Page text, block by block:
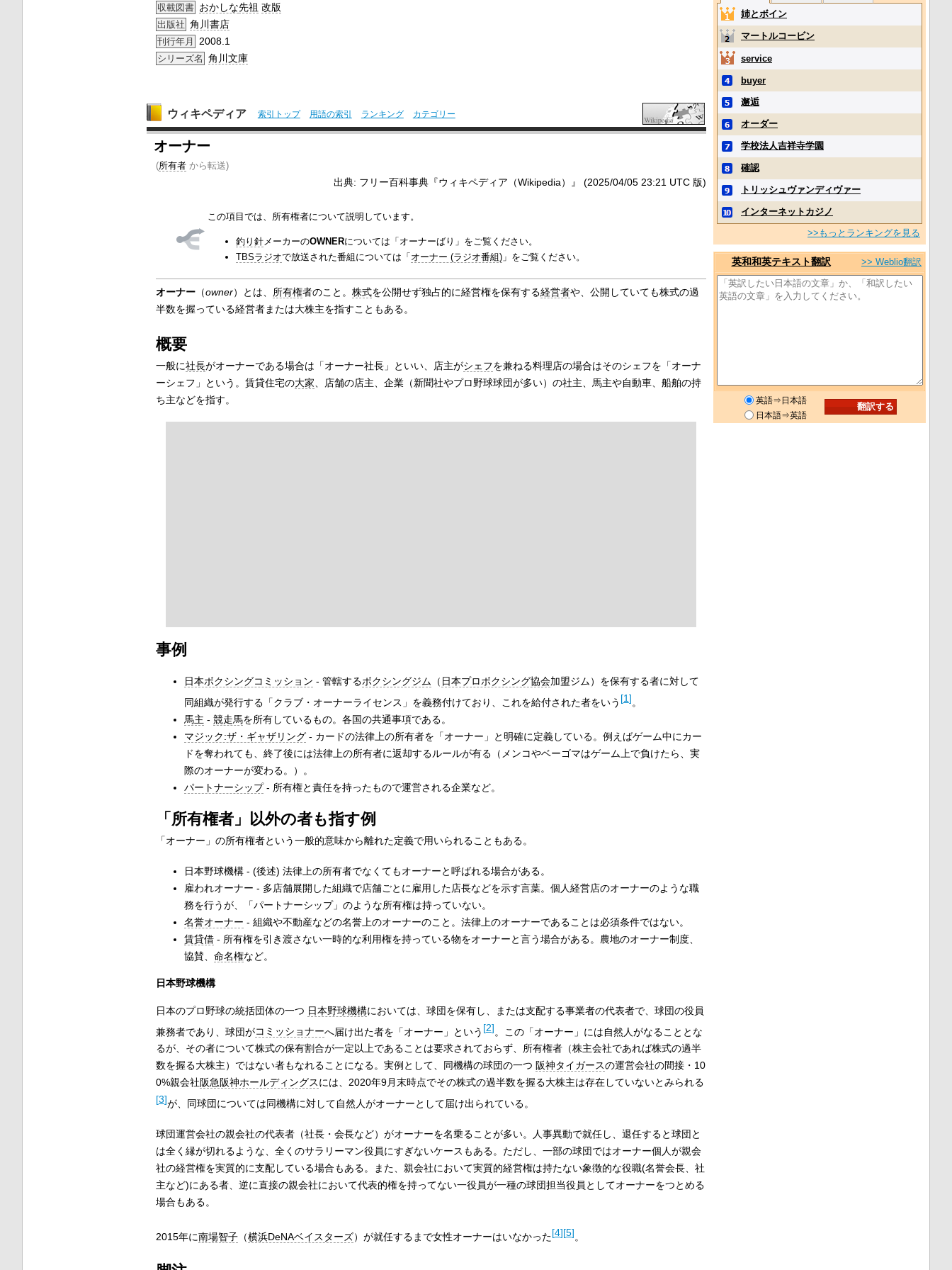
収載図書 おかしな先祖 改版
出版社 角川書店
刊行年月 2008.1
シリーズ名 角川文庫
ウィキペディア 索引トップ 用語の索引 ランキング カテゴリー
オーナー
(所有者から転送)
出典: フリー百科事典『ウィキペディア（Wikipedia）』 (2025/04/05 23:21 UTC 版)
この項目では、所有権者について説明しています。
釣り針メーカーのOWNERについては「オーナーばり」をご覧ください。
TBSラジオで放送された番組については「 オーナー (ラジオ番組)」をご覧ください。
オーナー（owner）とは、 所有権者のこと。 株式を公開せず独占的に経営権を保有する経営者や、公開していても株式の過
半数を握っている経営者または大株主を指すこともある。
概要
一般に社長がオーナーである場合は「オーナー社長」といい、店主がシェフを兼ねる料理店の場合はそのシェフを「オーナ
ーシェフ」という。賃貸住宅の大家 、店舗の店主、企業（新聞社やプロ野球球団が多い）の社主、馬主や自動車、船舶の持
ち主などを指す。
事例
日本ボクシングコミッション - 管轄するボクシングジム （ 日本プロボクシング協会加盟ジム）を保有する者に対して
同組織が発行する「クラブ・オーナーライセンス」を義務付けており、これを給付された者をいう [1]。
馬主 - 競走馬を所有しているもの。各国の共通事項である。
マジック:ザ・ギャザリング- カードの法律上の所有者を「オーナー」と明確に定義している。例えばゲーム中にカー
ドを奪われても、終了後には法律上の所有者に返却するルールが有る（メンコやベーゴマはゲーム上で負けたら、実
際のオーナーが変わる。）。
パートナーシップ- 所有権と責任を持ったもので運営される企業など。
「所有権者」以外の者も指す例
「オーナー」の所有権者という一般的意味から離れた定義で用いられることもある。
日本野球機構 - (後述) 法律上の所有者でなくてもオーナーと呼ばれる場合がある。
雇われオーナー - 多店舗展開した組織で店舗ごとに雇用した店長などを示す言葉。個人経営店のオーナーのような職
務を行うが、「パートナーシップ」のような所有権は持っていない。
名誉オーナー - 組織や不動産などの名誉上のオーナーのこと。法律上のオーナーであることは必須条件ではない。
賃貸借- 所有権を引き渡さない一時的な利用権を持っている物をオーナーと言う場合がある。農地のオーナー制度、
協賛、 命名権など。
日本野球機構
日本のプロ野球の統括団体の一つ 日本野球機構においては、球団を保有し、または支配する事業者の代表者で、球団の役員
兼務者であり、球団がコミッショナーへ届け出た者を「オーナー」という [2]。この「オーナー」には自然人がなることとな
るが、その者について株式の保有割合が一定以上であることは要求されておらず、所有権者（株主会社であれば株式の過半
数を握る大株主）ではない者もなれることになる。実例として、同機構の球団の一つ 阪神タイガースの運営会社の間接・10
0%親会社阪急阪神ホールディングスには、2020年9月末時点でその株式の過半数を握る大株主は存在していないとみられる
[3]が、同球団については同機構に対して自然人がオーナーとして届け出られている。
球団運営会社の親会社の代表者（社長・会長など）がオーナーを名乗ることが多い。人事異動で就任し、退任すると球団と
は全く縁が切れるような、全くのサラリーマン役員にすぎないケースもある。ただし、一部の球団ではオーナー個人が親会
社の経営権を実質的に支配している場合もある。また、親会社において実質的経営権は持たない象徴的な役職(名誉会長、社
主など)にある者、逆に直接の親会社において代表的権を持ってない一役員が一種の球団担当役員としてオーナーをつとめる
場合もある。
2015年に南場智子（横浜DeNAベイスターズ）が就任するまで女性オーナーはいなかった[4][5]。
姉とボイン
マートルコービン
service
buyer
邂逅
オーダー
学校法人吉祥寺学園
確認
トリッシュヴァンディヴァー
インターネットカジノ
>>もっとランキングを見る
英和和英テキスト翻訳 >> Weblio翻訳
英語⇒日本語
日本語⇒英語